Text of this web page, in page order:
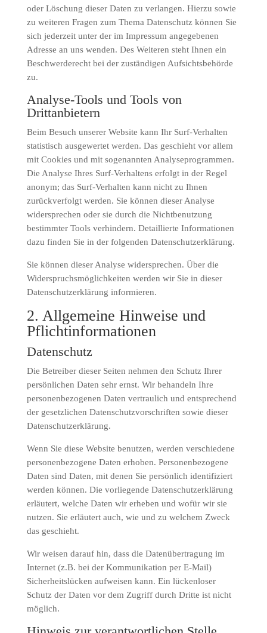
oder Löschung dieser Daten zu verlangen. Hierzu sowie
zu weiteren Fragen zum Thema Datenschutz können Sie
sich jederzeit unter der im Impressum angegebenen
Adresse an uns wenden. Des Weiteren steht Ihnen ein
Beschwerderecht bei der zuständigen Aufsichtsbehörde
zu.
Analyse-Tools und Tools von
Drittanbietern
Beim Besuch unserer Website kann Ihr Surf-Verhalten
statistisch ausgewertet werden. Das geschieht vor allem
mit Cookies und mit sogenannten Analyseprogrammen.
Die Analyse Ihres Surf-Verhaltens erfolgt in der Regel
anonym; das Surf-Verhalten kann nicht zu Ihnen
zurückverfolgt werden. Sie können dieser Analyse
widersprechen oder sie durch die Nichtbenutzung
bestimmter Tools verhindern. Detaillierte Informationen
dazu finden Sie in der folgenden Datenschutzerklärung.
Sie können dieser Analyse widersprechen. Über die
Widerspruchsmöglichkeiten werden wir Sie in dieser
Datenschutzerklärung informieren.
2. Allgemeine Hinweise und
Pflichtinformationen
Datenschutz
Die Betreiber dieser Seiten nehmen den Schutz Ihrer
persönlichen Daten sehr ernst. Wir behandeln Ihre
personenbezogenen Daten vertraulich und entsprechend
der gesetzlichen Datenschutzvorschriften sowie dieser
Datenschutzerklärung.
Wenn Sie diese Website benutzen, werden verschiedene
personenbezogene Daten erhoben. Personenbezogene
Daten sind Daten, mit denen Sie persönlich identifiziert
werden können. Die vorliegende Datenschutzerklärung
erläutert, welche Daten wir erheben und wofür wir sie
nutzen. Sie erläutert auch, wie und zu welchem Zweck
das geschieht.
Wir weisen darauf hin, dass die Datenübertragung im
Internet (z.B. bei der Kommunikation per E-Mail)
Sicherheitslücken aufweisen kann. Ein lückenloser
Schutz der Daten vor dem Zugriff durch Dritte ist nicht
möglich.